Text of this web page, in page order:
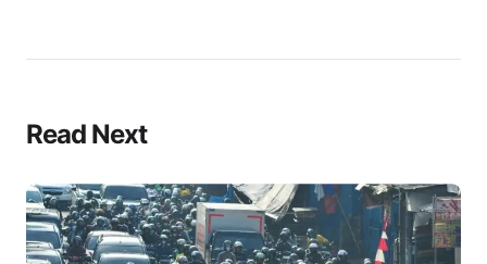
Read Next